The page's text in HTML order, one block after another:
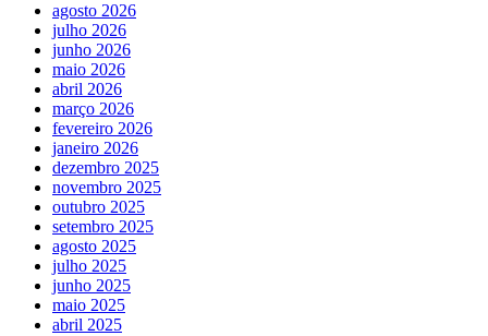
agosto 2026
julho 2026
junho 2026
maio 2026
abril 2026
março 2026
fevereiro 2026
janeiro 2026
dezembro 2025
novembro 2025
outubro 2025
setembro 2025
agosto 2025
julho 2025
junho 2025
maio 2025
abril 2025